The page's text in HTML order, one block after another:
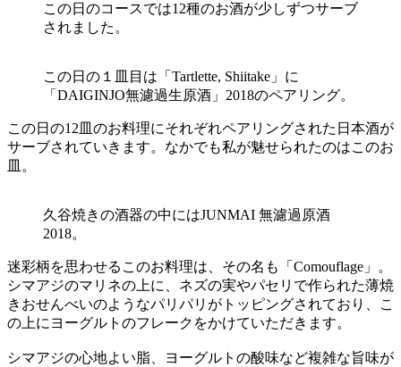
この日のコースでは12種のお酒が少しずつサーブ
されました。
この日の１皿目は「Tartlette, Shiitake」に
「DAIGINJO無濾過生原酒」2018のペアリング。
この日の12皿のお料理にそれぞれペアリングされた日本酒が
サーブされていきます。なかでも私が魅せられたのはこのお
皿。
久谷焼きの酒器の中にはJUNMAI 無濾過原酒
2018。
迷彩柄を思わせるこのお料理は、その名も「Comouflage」。
シマアジのマリネの上に、ネズの実やパセリで作られた薄焼
きおせんべいのようなパリパリがトッピングされており、こ
の上にヨーグルトのフレークをかけていただきます。
シマアジの心地よい脂、ヨーグルトの酸味など複雑な旨味が